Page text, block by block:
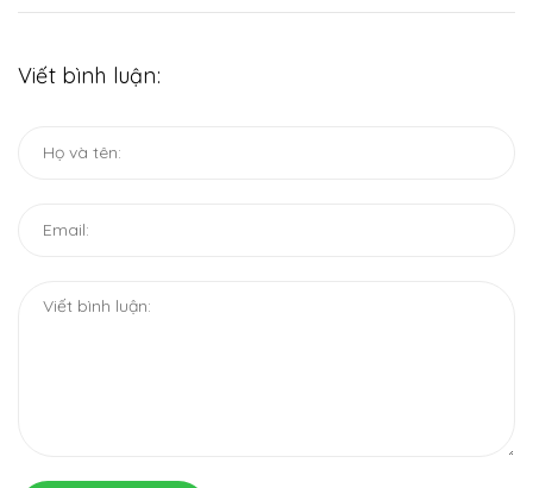
Viết bình luận: